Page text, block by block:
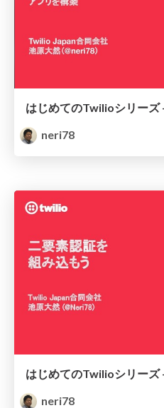
neri78
neri78